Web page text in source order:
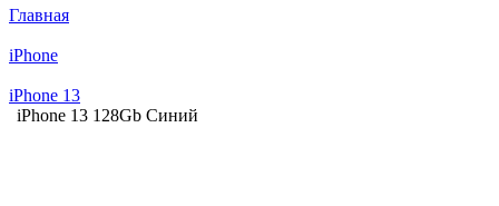
Главная
iPhone
iPhone 13
iPhone 13 128Gb Синий